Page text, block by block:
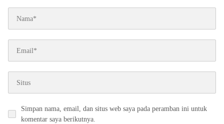
Simpan nama, email, dan situs web saya pada peramban ini untuk
komentar saya berikutnya.